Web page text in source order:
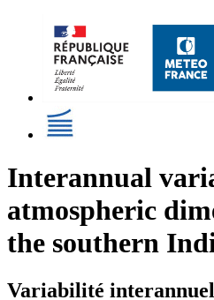
Interannual
atmospheric
the southern
Variabilité